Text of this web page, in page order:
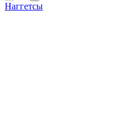
Наггетсы